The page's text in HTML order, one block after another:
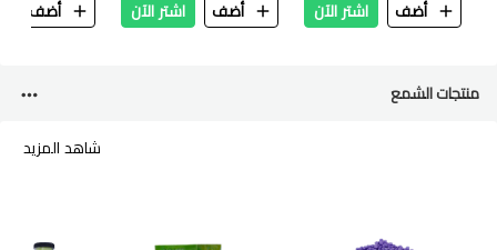
أضف
اشتر الآن
أضف
اشتر الآن
أضف
منتجات الشمع
شاهد المزيد